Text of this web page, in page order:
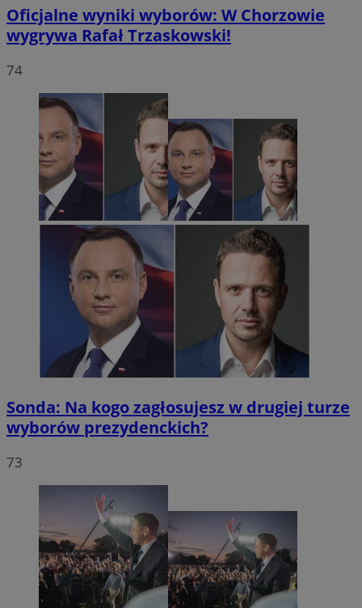
Oficjalne wyniki wyborów: W Chorzowie
wygrywa Rafał Trzaskowski!
74
Sonda: Na kogo zagłosujesz w drugiej turze
wyborów prezydenckich?
73